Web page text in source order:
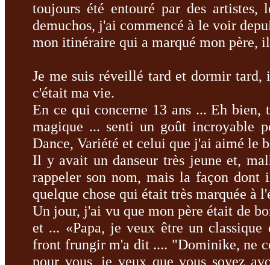
toujours été entouré par des artistes,
demuchos, j'ai commencé à le voir
mon itinéraire qui a marqué mon père, il
Je me suis réveillé tard et dormir tard,
c'était ma vie.
En ce qui concerne 13 ans ... Eh bien,
magique ... senti un goût incroyable
Dance, Variété et celui que j'ai aimé le
Il y avait un danseur très jeune et,
rappeler son nom, mais la façon dont
quelque chose qui était très marquée à
Un jour, j'ai vu que mon père était de
et ... «Papa, je veux être un classique
front frungir m'a dit .... "Dominike, ne
pour vous, je veux que vous soyez